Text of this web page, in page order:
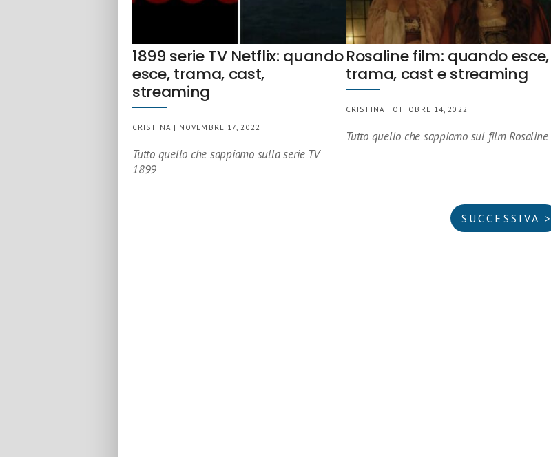
1899 serie TV Netflix: quando
esce, trama, cast,
streaming
CRISTINA | NOVEMBRE 17, 2022
Tutto quello che sappiamo sulla serie TV
1899
Rosaline film: quando esce,
trama, cast e streaming
CRISTINA | OTTOBRE 14, 2022
Tutto quello che sappiamo sul film Rosaline
SUCCESSIVA >